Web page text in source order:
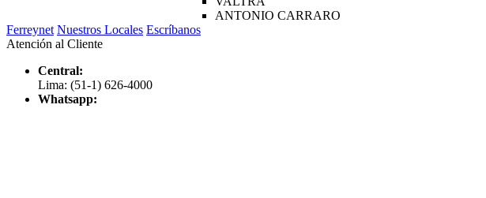
ANTONIO CARRARO
Ferreynet Nuestros Locales Escríbanos
Atención al Cliente
Central:
Lima: (51-1) 626-4000
Whatsapp: